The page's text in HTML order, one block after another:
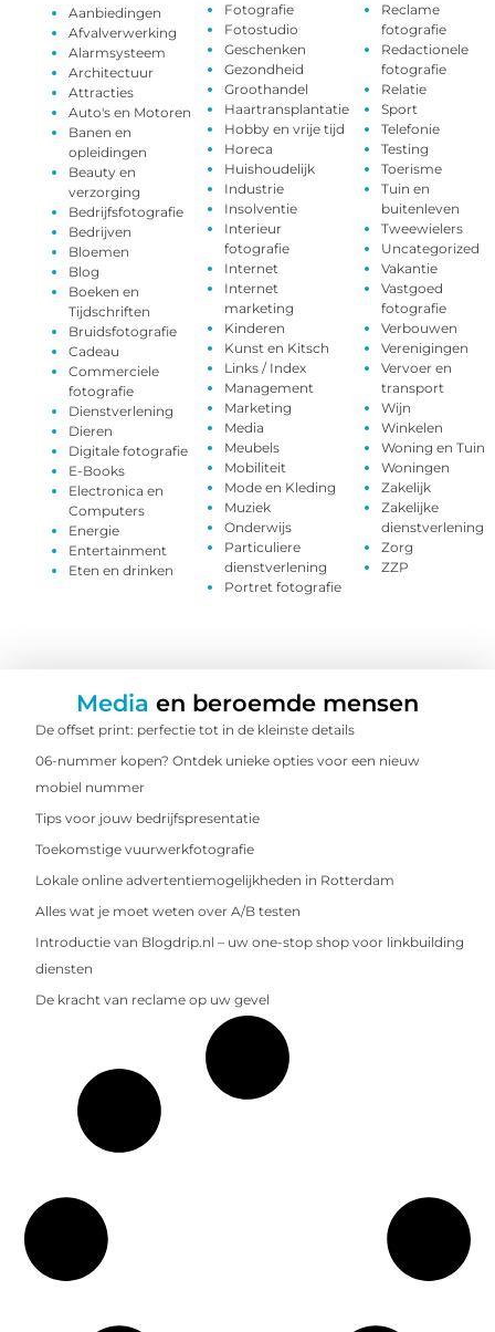
Aanbiedingen
Afvalverwerking
Alarmsysteem
Architectuur
Attracties
Auto's en Motoren
Banen en
opleidingen
Beauty en
verzorging
Bedrijfsfotografie
Bedrijven
Bloemen
Blog
Boeken en
Tijdschriften
Bruidsfotografie
Cadeau
Commerciele
fotografie
Dienstverlening
Dieren
Digitale fotografie
E-Books
Electronica en
Computers
Energie
Entertainment
Eten en drinken
Fotografie
Fotostudio
Geschenken
Gezondheid
Groothandel
Haartransplantatie
Hobby en vrije tijd
Horeca
Huishoudelijk
Industrie
Insolventie
Interieur
fotografie
Internet
Internet
marketing
Kinderen
Kunst en Kitsch
Links / Index
Management
Marketing
Media
Meubels
Mobiliteit
Mode en Kleding
Muziek
Onderwijs
Particuliere
dienstverlening
Portret fotografie
Reclame
fotografie
Redactionele
fotografie
Relatie
Sport
Telefonie
Testing
Toerisme
Tuin en
buitenleven
Tweewielers
Uncategorized
Vakantie
Vastgoed
fotografie
Verbouwen
Verenigingen
Vervoer en
transport
Wijn
Winkelen
Woning en Tuin
Woningen
Zakelijk
Zakelijke
dienstverlening
Zorg
ZZP
Media en beroemde mensen
De offset print: perfectie tot in de kleinste details
06-nummer kopen? Ontdek unieke opties voor een nieuw
mobiel nummer
Tips voor jouw bedrijfspresentatie
Toekomstige vuurwerkfotografie
Lokale online advertentiemogelijkheden in Rotterdam
Alles wat je moet weten over A/B testen
Introductie van Blogdrip.nl – uw one-stop shop voor linkbuilding
diensten
De kracht van reclame op uw gevel